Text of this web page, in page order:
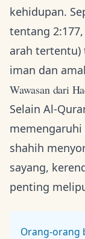
kehidupan.
tentang
arah
iman dan
Wawasan dari
Selain Al-
shahih
sayang,
penting
Orang-orang